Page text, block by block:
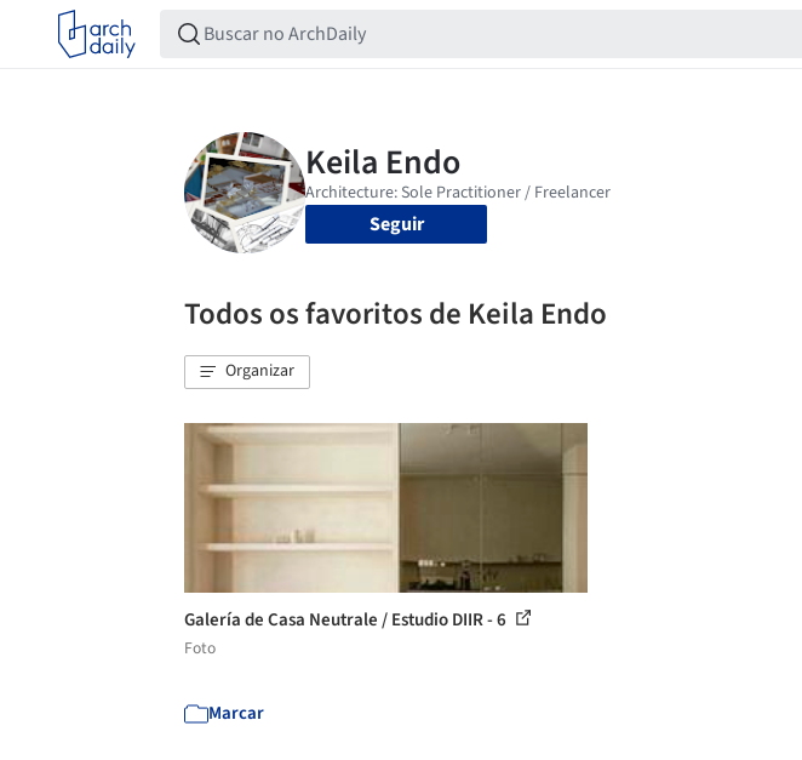
Seguir
Todos os favoritos de Keila Endo
Organizar
Galería de Casa Neutrale / Estudio DIIR - 6
Foto
Marcar